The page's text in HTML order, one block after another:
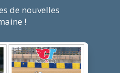
de nouvelles
!